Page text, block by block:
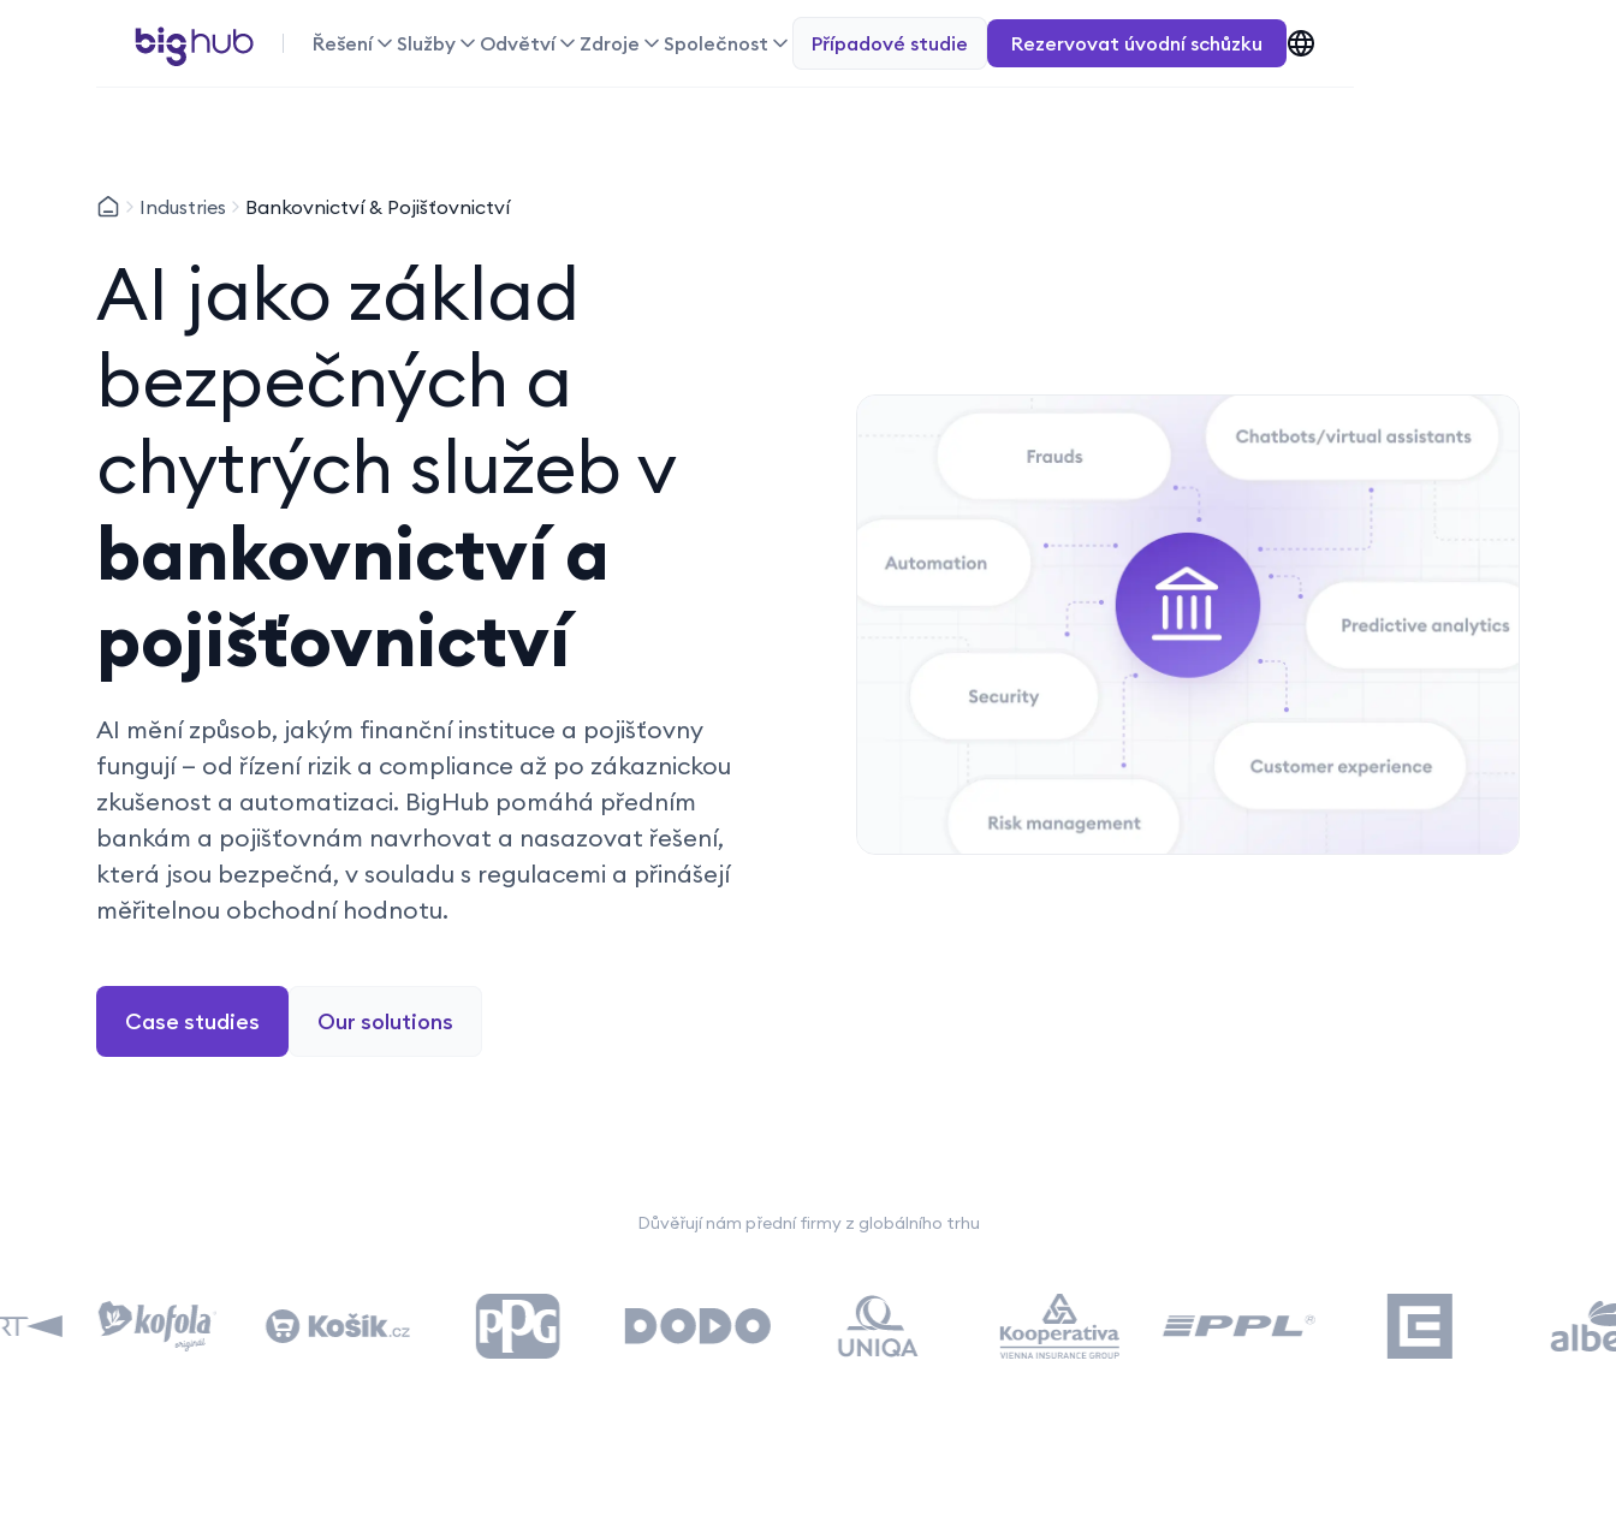
Řešení Služby Odvětví Zdroje Společnost Případové studie Rezervovat úvodní schůzku
Industries Bankovnictví & Pojišťovnictví
AI jako základ
bezpečných a
chytrých služeb v
bankovnictví a
pojišťovnictví
AI mění způsob, jakým finanční instituce a pojišťovny
fungují — od řízení rizik a compliance až po zákaznickou
zkušenost a automatizaci. BigHub pomáhá předním
bankám a pojišťovnám navrhovat a nasazovat řešení,
která jsou bezpečná, v souladu s regulacemi a přinášejí
měřitelnou obchodní hodnotu.
Case studies Our solutions
Důvěřují nám přední firmy z globálního trhu